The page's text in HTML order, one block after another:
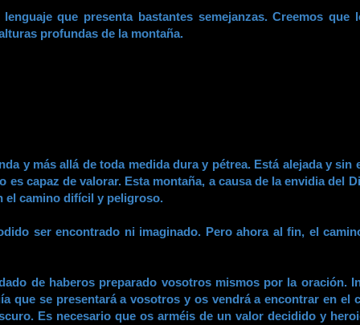
que presenta bastantes semejanzas. Creemos que
profundas de la montaña.
y más allá de toda medida dura y pétrea. Está alejada y sin
capaz de valorar. Esta montaña, a causa de la envidia del
el camino difícil y peligroso.
ser encontrado ni imaginado. Pero ahora al fin, el
de haberos preparado vosotros mismos por la oración.
que se presentará a vosotros y os vendrá a encontrar en el
Es necesario que os arméis de un valor decidido y